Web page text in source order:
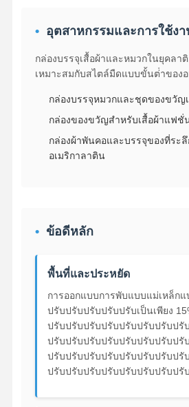
อุตสาหกรรมและการใช้ง
กล่องบรรจุเสื้อผ้าและหมวกในยุคลา
เหมาะสมกับสไตล์มืดแบบขั้นต่ําของอ
กล่องบรรจุหมวกและชุดของขวัญ
กล่องของขวัญสําหรับเสื้อผ้าแฟชั่
กล่องผ้าพันคอและบรรจุของที่ระลึ
อเมริกาลาติน
ข้อดีหลัก
พื้นที่และประหยัด
การออกแบบการพับแบบแม่เหล็ก
ปรับปรับปรับปรับปรับเป็นเพียง
ปรับปรับปรับปรับปรับปรับปรับปรั
ปรับปรับปรับปรับปรับปรับปรับปรั
ปรับปรับปรับปรับปรับปรับปรับปรั
ปรับปรับปรับปรับปรับปรับปรับปรั